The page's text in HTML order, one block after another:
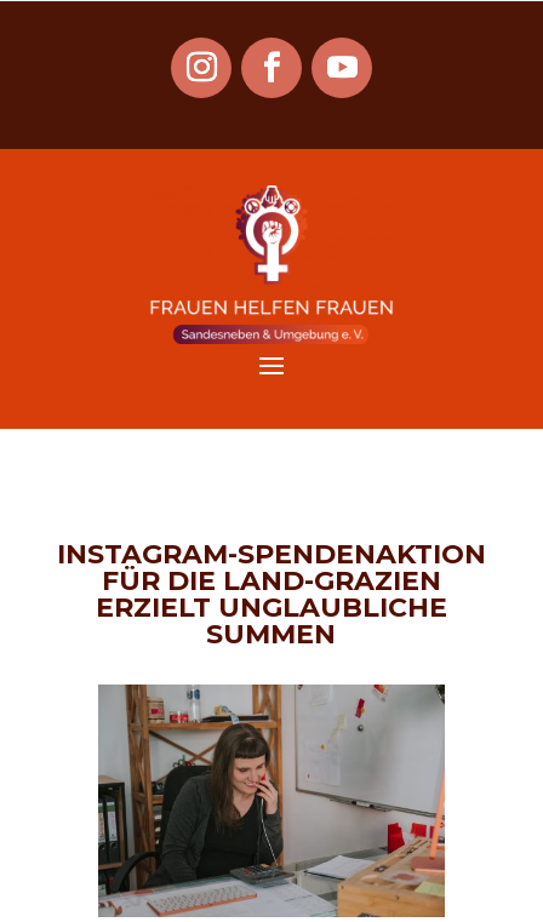
INSTAGRAM-SPENDENAKTION
FÜR DIE LAND-GRAZIEN
ERZIELT UNGLAUBLICHE
SUMMEN